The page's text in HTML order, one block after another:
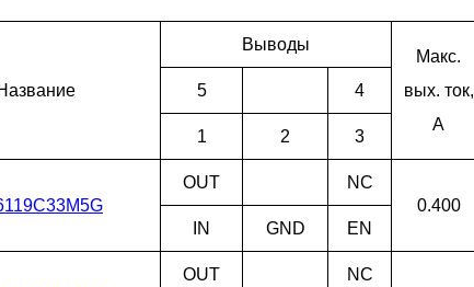
Выводы
Макс.
вых. ток,
A
5
4
1 2 3
OUT
NC
0.400
IN
GND EN
OUT
NC